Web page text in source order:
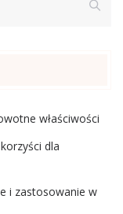
właściwości
dla
i zastosowanie w